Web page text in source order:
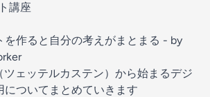
講座
を作ると自分の考えがまとまる - by
ェッテルカステン）から始まるデジ
についてまとめていきます